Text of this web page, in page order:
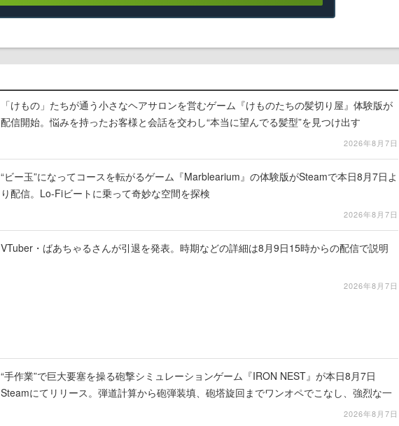
「けもの」たちが通う小さなヘアサロンを営むゲーム『けものたちの髪切り屋』体験版が
配信開始。悩みを持ったお客様と会話を交わし“本当に望んでる髪型”を見つけ出す
2026年8月7日
“ビー玉”になってコースを転がるゲーム『Marblearium』の体験版がSteamで本日8月7日よ
り配信。Lo-Fiビートに乗って奇妙な空間を探検
2026年8月7日
VTuber・ばあちゃるさんが引退を発表。時期などの詳細は8月9日15時からの配信で説明
2026年8月7日
“手作業”で巨大要塞を操る砲撃シミュレーションゲーム『IRON NEST』が本日8月7日
Steamにてリリース。弾道計算から砲弾装填、砲塔旋回までワンオペでこなし、強烈な一
2026年8月7日